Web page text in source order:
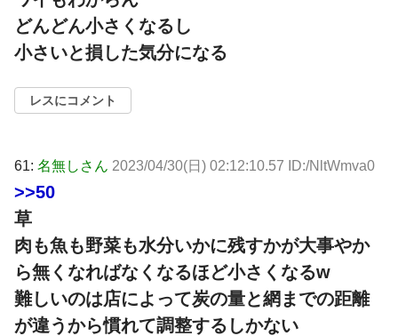
どんどん小さくなるし
小さいと損した気分になる
レスにコメント
61: 名無しさん 2023/04/30(日) 02:12:10.57 ID:/NltWmva0
>>50
草
肉も魚も野菜も水分いかに残すかが大事やか
ら無くなればなくなるほど小さくなるw
難しいのは店によって炭の量と網までの距離
が違うから慣れて調整するしかない